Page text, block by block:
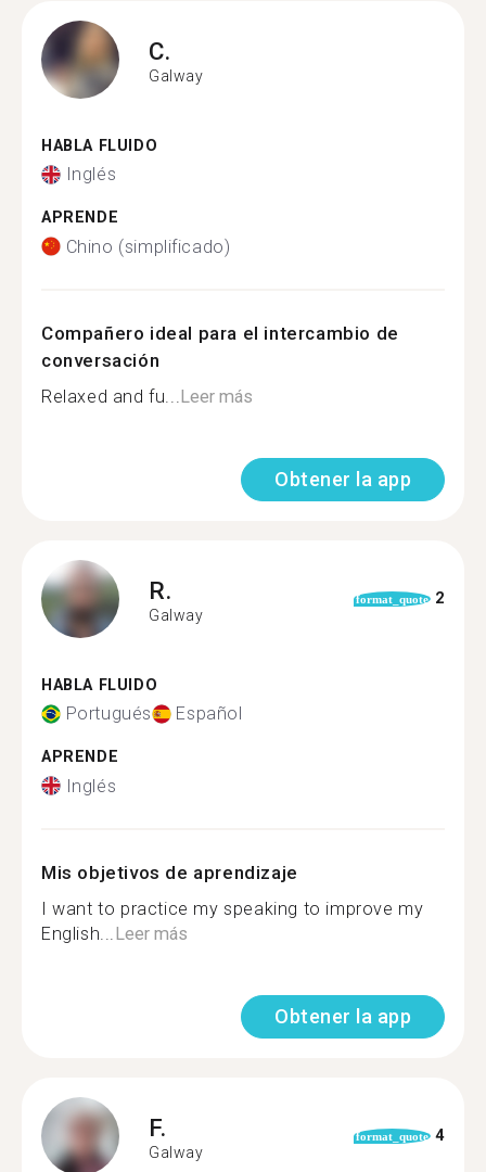
C.
Galway
HABLA FLUIDO
Inglés
APRENDE
Chino (simplificado)
Compañero ideal para el intercambio de
conversación
Relaxed and fu... Leer más
Obtener la app
R.
Galway
format_quote 2
HABLA FLUIDO
Portugués Español
APRENDE
Inglés
Mis objetivos de aprendizaje
I want to practice my speaking to improve my
English... Leer más
Obtener la app
F.
Galway
format_quote 4